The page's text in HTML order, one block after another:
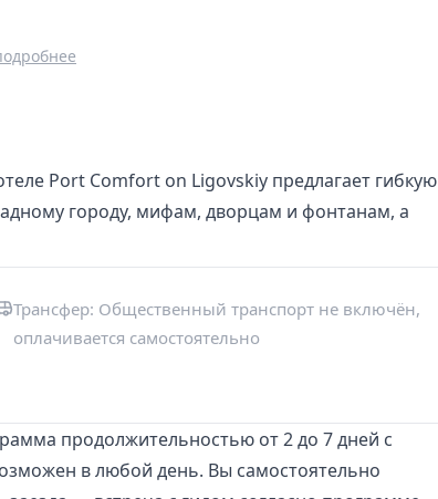
Port Comfort on Ligovskiy предлагает гибкую
городу, мифам, дворцам и фонтанам, а
Трансфер: Общественный транспорт не включён,
оплачивается самостоятельно
продолжительностью от 2 до 7 дней с
в любой день. Вы самостоятельно